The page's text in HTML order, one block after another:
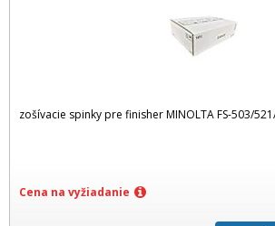
zošívacie spinky pre finisher MINOLTA FS-503/
Cena na vyžiadanie